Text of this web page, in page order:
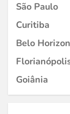
São Paulo
Curitiba
Belo
Goiânia